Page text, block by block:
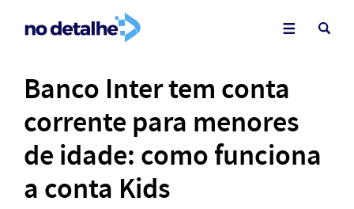
Banco Inter tem conta
corrente para menores
de idade: como funciona
a conta Kids